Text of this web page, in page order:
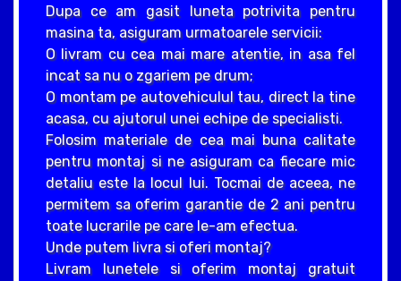
Dupa ce am gasit luneta potrivita pentru
masina ta, asiguram urmatoarele servicii:
O livram cu cea mai mare atentie, in asa fel
incat sa nu o zgariem pe drum;
O montam pe autovehiculul tau, direct la tine
acasa, cu ajutorul unei echipe de specialisti.
Folosim materiale de cea mai buna calitate
pentru montaj si ne asiguram ca fiecare mic
detaliu este la locul lui. Tocmai de aceea, ne
permitem sa oferim garantie de 2 ani pentru
toate lucrarile pe care le-am efectua.
Unde putem livra si oferi montaj?
Livram lunetele si oferim montaj gratuit